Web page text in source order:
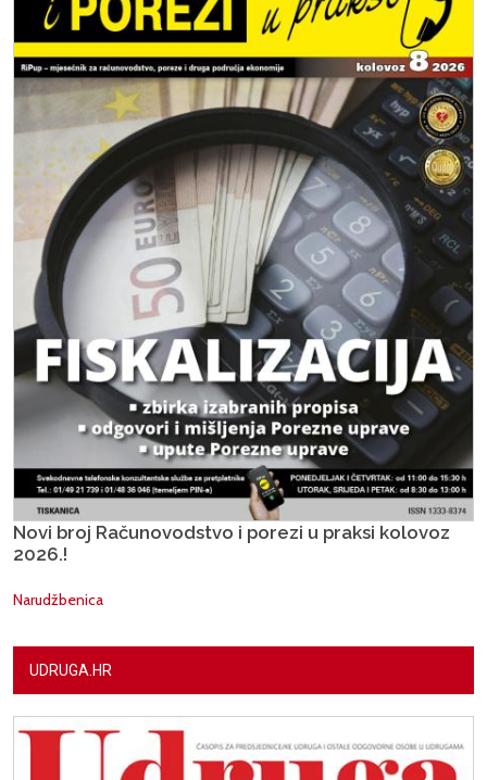
Novi broj Računovodstvo i porezi u praksi kolovoz
2026.!
Narudžbenica
UDRUGA.HR